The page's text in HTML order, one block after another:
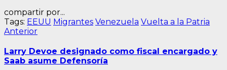
compartir por...
Tags: EEUU Migrantes Venezuela Vuelta a la Patria
Navegación
de
entradas
AnteriorEntrada
Larry Devoe designado como fiscal encargado y
Saab asume Defensoría